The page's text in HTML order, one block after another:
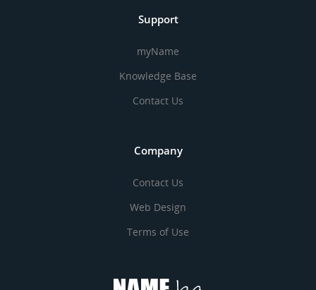
Support
myName
Knowledge Base
Contact Us
Company
Contact Us
Web Design
Terms of Use